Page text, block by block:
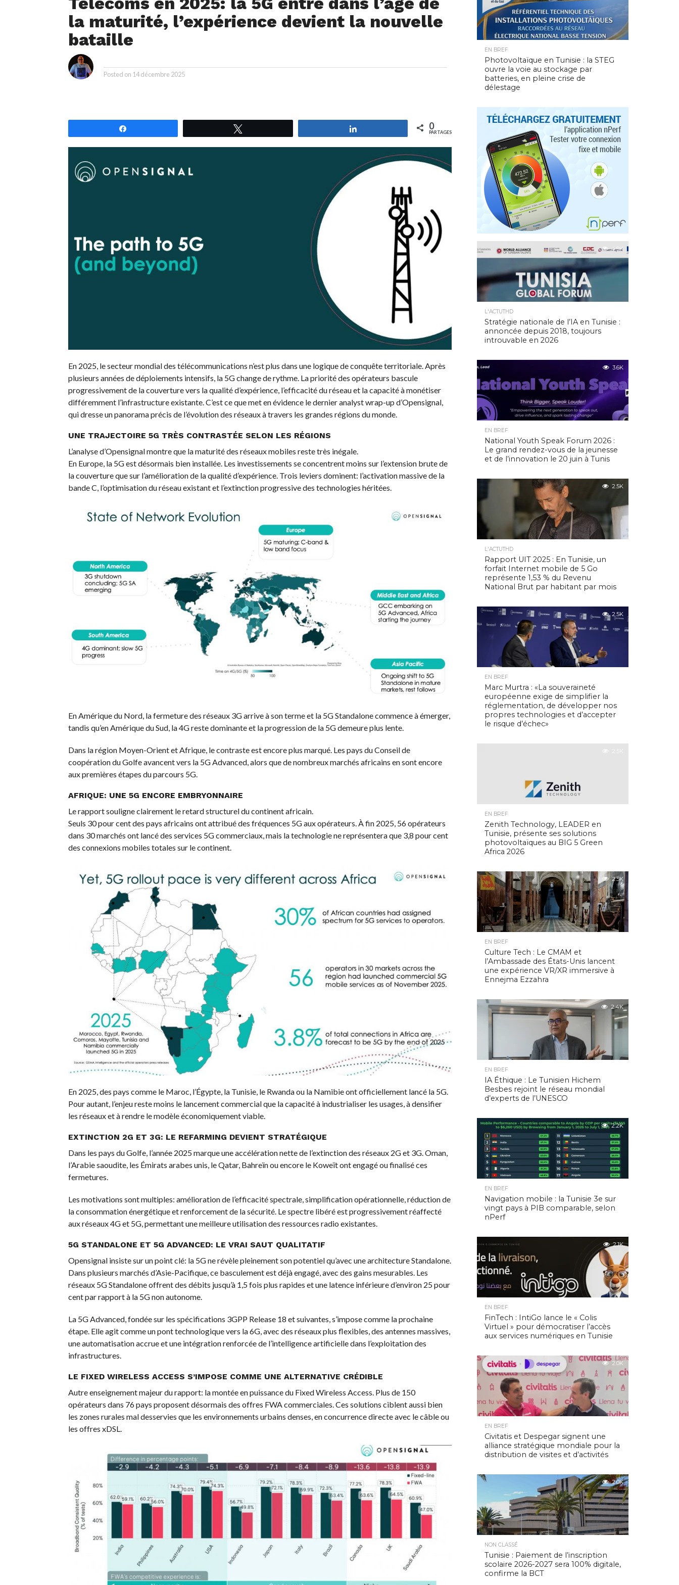
la maturité, l’expérience devient la nouvelle
bataille
Posted on 14 décembre 2025
0
PARTAGES
En 2025, le secteur mondial des télécommunications n’est plus dans une logique de conquête territoriale. Après
plusieurs années de déploiements intensifs, la 5G change de rythme. La priorité des opérateurs bascule
progressivement de la couverture vers la qualité d’expérience, l’efficacité du réseau et la capacité à monétiser
différemment l’infrastructure existante. C’est ce que met en évidence le dernier analyst wrap-up d’Opensignal,
qui dresse un panorama précis de l’évolution des réseaux à travers les grandes régions du monde.
UNE TRAJECTOIRE 5G TRÈS CONTRASTÉE SELON LES RÉGIONS
L’analyse d’Opensignal montre que la maturité des réseaux mobiles reste très inégale.
En Europe, la 5G est désormais bien installée. Les investissements se concentrent moins sur l’extension brute de
la couverture que sur l’amélioration de la qualité d’expérience. Trois leviers dominent: l’activation massive de la
bande C, l’optimisation du réseau existant et l’extinction progressive des technologies héritées.
En Amérique du Nord, la fermeture des réseaux 3G arrive à son terme et la 5G Standalone commence à émerger,
tandis qu’en Amérique du Sud, la 4G reste dominante et la progression de la 5G demeure plus lente.
Dans la région Moyen-Orient et Afrique, le contraste est encore plus marqué. Les pays du Conseil de
coopération du Golfe avancent vers la 5G Advanced, alors que de nombreux marchés africains en sont encore
aux premières étapes du parcours 5G.
AFRIQUE: UNE 5G ENCORE EMBRYONNAIRE
Le rapport souligne clairement le retard structurel du continent africain.
Seuls 30 pour cent des pays africains ont attribué des fréquences 5G aux opérateurs. À fin 2025, 56 opérateurs
dans 30 marchés ont lancé des services 5G commerciaux, mais la technologie ne représentera que 3,8 pour cent
des connexions mobiles totales sur le continent.
En 2025, des pays comme le Maroc, l’Égypte, la Tunisie, le Rwanda ou la Namibie ont officiellement lancé la 5G.
Pour autant, l’enjeu reste moins le lancement commercial que la capacité à industrialiser les usages, à densifier
les réseaux et à rendre le modèle économiquement viable.
EXTINCTION 2G ET 3G: LE REFARMING DEVIENT STRATÉGIQUE
Dans les pays du Golfe, l’année 2025 marque une accélération nette de l’extinction des réseaux 2G et 3G. Oman,
l’Arabie saoudite, les Émirats arabes unis, le Qatar, Bahreïn ou encore le Koweït ont engagé ou finalisé ces
fermetures.
Les motivations sont multiples: amélioration de l’efficacité spectrale, simplification opérationnelle, réduction de
la consommation énergétique et renforcement de la sécurité. Le spectre libéré est progressivement réaffecté
aux réseaux 4G et 5G, permettant une meilleure utilisation des ressources radio existantes.
5G STANDALONE ET 5G ADVANCED: LE VRAI SAUT QUALITATIF
Opensignal insiste sur un point clé: la 5G ne révèle pleinement son potentiel qu’avec une architecture Standalone.
Dans plusieurs marchés d’Asie-Pacifique, ce basculement est déjà engagé, avec des gains mesurables. Les
réseaux 5G Standalone offrent des débits jusqu’à 1,5 fois plus rapides et une latence inférieure d’environ 25 pour
cent par rapport à la 5G non autonome.
La 5G Advanced, fondée sur les spécifications 3GPP Release 18 et suivantes, s’impose comme la prochaine
étape. Elle agit comme un pont technologique vers la 6G, avec des réseaux plus flexibles, des antennes massives,
une automatisation accrue et une intégration renforcée de l’intelligence artificielle dans l’exploitation des
infrastructures.
LE FIXED WIRELESS ACCESS S’IMPOSE COMME UNE ALTERNATIVE CRÉDIBLE
Autre enseignement majeur du rapport: la montée en puissance du Fixed Wireless Access. Plus de 150
opérateurs dans 76 pays proposent désormais des offres FWA commerciales. Ces solutions ciblent aussi bien
les zones rurales mal desservies que les environnements urbains denses, en concurrence directe avec le câble ou
les offres xDSL.
EN BREF
Photovoltaïque en Tunisie : la STEG
ouvre la voie au stockage par
batteries, en pleine crise de
délestage
4.9K
L'ACTUTHD
Stratégie nationale de l’IA en Tunisie :
annoncée depuis 2018, toujours
introuvable en 2026
3.6K
EN BREF
National Youth Speak Forum 2026 :
Le grand rendez-vous de la jeunesse
et de l’innovation le 20 juin à Tunis
2.5K
L'ACTUTHD
Rapport UIT 2025 : En Tunisie, un
forfait Internet mobile de 5 Go
représente 1,53 % du Revenu
National Brut par habitant par mois
2.5K
EN BREF
Marc Murtra : «La souveraineté
européenne exige de simplifier la
réglementation, de développer nos
propres technologies et d’accepter
le risque d’échec»
2.5K
EN BREF
Zenith Technology, LEADER en
Tunisie, présente ses solutions
photovoltaïques au BIG 5 Green
Africa 2026
2.5K
EN BREF
Culture Tech : Le CMAM et
l’Ambassade des États-Unis lancent
une expérience VR/XR immersive à
Ennejma Ezzahra
2.4K
EN BREF
IA Éthique : Le Tunisien Hichem
Besbes rejoint le réseau mondial
d’experts de l’UNESCO
2.2K
EN BREF
Navigation mobile : la Tunisie 3e sur
vingt pays à PIB comparable, selon
nPerf
2.1K
EN BREF
FinTech : IntiGo lance le « Colis
Virtuel » pour démocratiser l’accès
aux services numériques en Tunisie
2.0K
EN BREF
Civitatis et Despegar signent une
alliance stratégique mondiale pour la
distribution de visites et d’activités
2.0K
NON CLASSÉ
Tunisie : Paiement de l’inscription
scolaire 2026-2027 sera 100% digitale,
confirme la BCT